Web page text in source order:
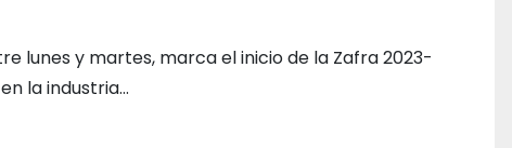
lunes y martes, marca el inicio de la Zafra 2023-
la industria…